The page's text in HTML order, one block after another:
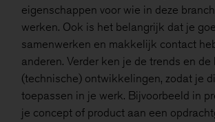
eigenschappen voor wie in deze
werken. Ook is het belangrijk dat je
samenwerken en makkelijk contact
anderen. Verder ken je de trends en de
(technische) ontwikkelingen, zodat je
toepassen in je werk. Bijvoorbeeld in
je concept of product aan een